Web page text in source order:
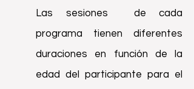
Las sesiones de cada
programa tienen diferentes
duraciones en función de la
edad del participante para el